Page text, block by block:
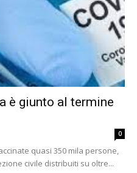
è giunto al termine
0
quasi 350 mila persone,
civile distribuiti su oltre...